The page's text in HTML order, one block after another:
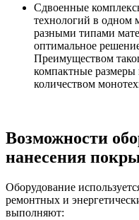
Сдвоенные
технологий в одном
разными типами
оптимальное
Преимуществом
компактные
количеством
Возможности
нанесения
Оборудование
ремонтных и
выполняют: